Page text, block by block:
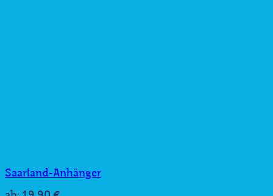
Saarland-Anhänger